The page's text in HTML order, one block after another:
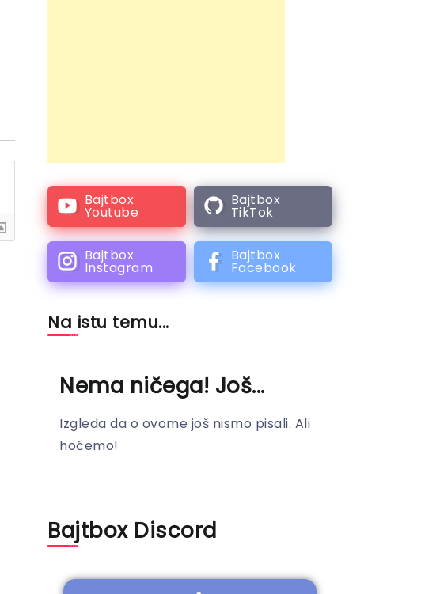
Bajtbox
Youtube
Bajtbox
TikTok
Bajtbox
Instagram
Bajtbox
Facebook
Na istu temu...
Nema ničega! Još...
Izgleda da o ovome još nismo pisali. Ali
hoćemo!
Bajtbox Discord